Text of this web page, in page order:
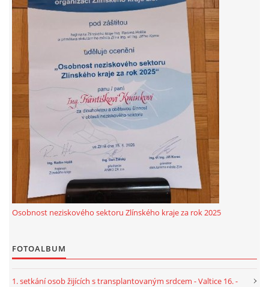
VALNÁ HROMADA
© 2026 eStránky.cz
Osobnost neziskového sektoru Zlínského kraje za rok 2025
FOTOALBUM
1. setkání osob žijících s transplantovaným srdcem - Valtice 16. -